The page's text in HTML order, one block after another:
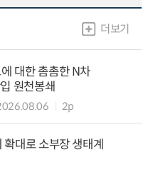
더보기
대한 촘촘한 N차
원천봉쇄
2p
대로 소부장 생태계